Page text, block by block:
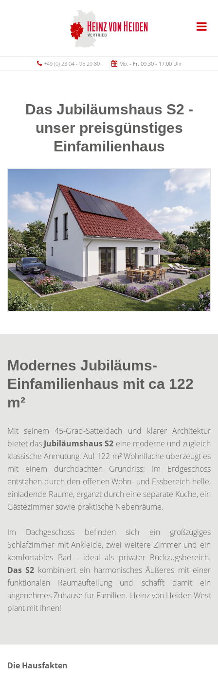
+49 (0) 23 04 - 95 29 80 Mo. - Fr. 09.30 - 17.00 Uhr
Das Jubiläumshaus S2 -
unser preisgünstiges
Einfamilienhaus
Modernes Jubiläums-
Einfamilienhaus mit ca 122
m²
Mit seinem 45-Grad-Satteldach und klarer Architektur
bietet das Jubiläumshaus S2 eine moderne und zugleich
klassische Anmutung. Auf 122 m² Wohnfläche überzeugt es
mit einem durchdachten Grundriss: Im Erdgeschoss
entstehen durch den offenen Wohn- und Essbereich helle,
einladende Räume, ergänzt durch eine separate Küche, ein
Gästezimmer sowie praktische Nebenräume.
Im Dachgeschoss befinden sich ein großzügiges
Schlafzimmer mit Ankleide, zwei weitere Zimmer und ein
komfortables Bad - ideal als privater Rückzugsbereich.
Das S2 kombiniert ein harmonisches Äußeres mit einer
funktionalen Raumaufteilung und schafft damit ein
angenehmes Zuhause für Familien. Heinz von Heiden West
plant mit Ihnen!
Die Hausfakten